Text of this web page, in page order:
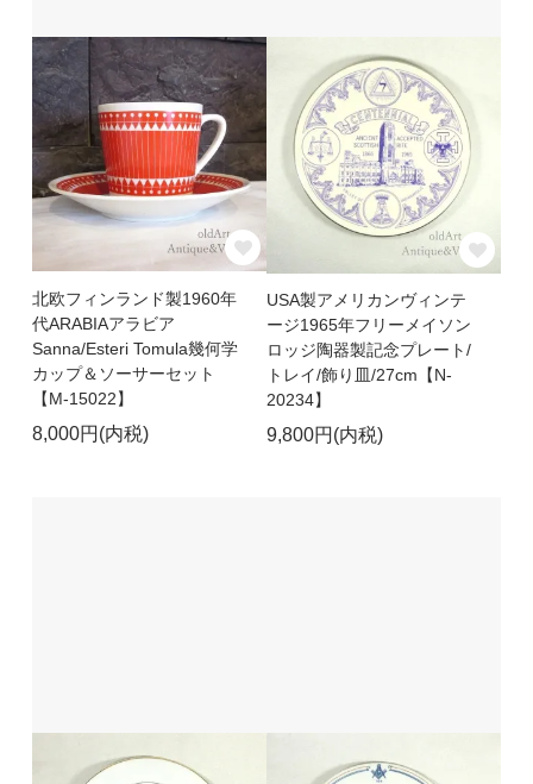
北欧フィンランド製1960年
代ARABIAアラビア
Sanna/Esteri Tomula幾何学
カップ＆ソーサーセット
【M-15022】
8,000円(内税)
USA製アメリカンヴィンテ
ージ1965年フリーメイソン
ロッジ陶器製記念プレート/
トレイ/飾り皿/27cm【N-
20234】
9,800円(内税)